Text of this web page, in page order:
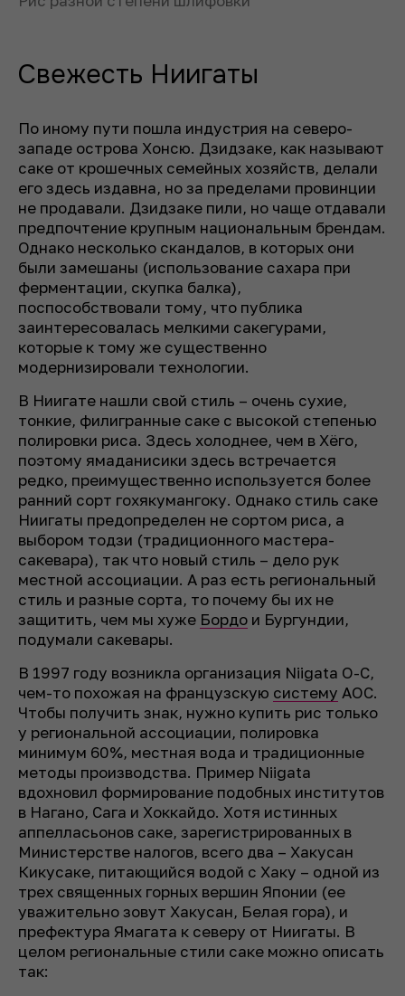
Свежесть Ниигаты
По иному пути пошла индустрия на северо-
западе острова Хонсю. Дзидзаке, как называют
саке от крошечных семейных хозяйств, делали
его здесь издавна, но за пределами провинции
не продавали. Дзидзаке пили, но чаще отдавали
предпочтение крупным национальным брендам.
Однако несколько скандалов, в которых они
были замешаны (использование сахара при
ферментации, скупка балка),
поспособствовали тому, что публика
заинтересовалась мелкими сакегурами,
которые к тому же существенно
модернизировали технологии.
В Н­иигате нашли свой стиль – очень сухие,
тонкие, филигранные саке с высокой степенью
полировки риса. Здесь холоднее, чем в Хёго,
поэтому ямаданисики здесь встречается
редко, преимущественно используется более
ранний сорт гохякумангоку. Однако стиль саке
Ниигаты предопределен не сортом риса, а
выбором тодзи (традиционного мастера-
сакевара), так что новый стиль – дело рук
местной ассоциации. А раз есть региональный
стиль и разные сорта, то почему бы их не
защитить, чем мы хуже Бордо и Бургундии,
подумали сакевары.
В 1997 году возникла организация Niigata O-C,
чем-то похожая на французскую систему AOC.
Чтобы получить знак, нужно купить рис только
у региональной ассоциации, полировка
минимум 60%, местная вода и традиционные
методы производства. Пример Niigata
вдохновил формирование подобных институтов
в Нагано, Сага и Хоккайдо. Хотя истинных
аппелласьонов саке, зарегистрированных в
Министерстве налогов, всего два – Хакусан
Кикусаке, питающийся водой с Хаку – одной из
трех священных горных вершин Японии (ее
уважительно зовут Хакусан, Белая гора), и
префектура Ямагата к северу от Ниигаты. В
целом региональные стили саке можно описать
так: